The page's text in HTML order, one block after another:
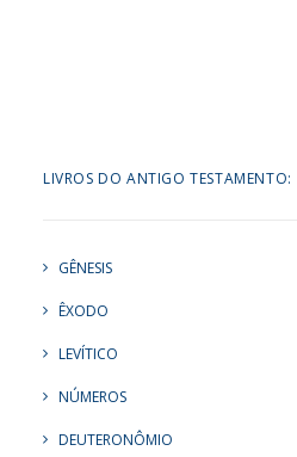
LIVROS DO ANTIGO TESTAMENTO:
GÊNESIS
ÊXODO
LEVÍTICO
NÚMEROS
DEUTERONÔMIO